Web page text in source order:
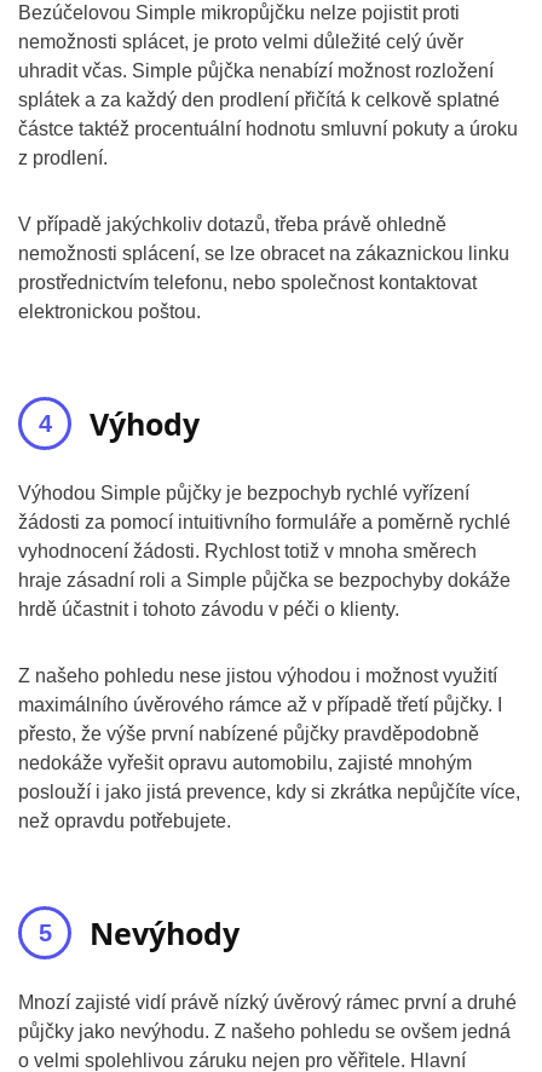
Bezúčelovou Simple mikropůjčku nelze pojistit proti
nemožnosti splácet, je proto velmi důležité celý úvěr
uhradit včas. Simple půjčka nenabízí možnost rozložení
splátek a za každý den prodlení přičítá k celkově splatné
částce taktéž procentuální hodnotu smluvní pokuty a úroku
z prodlení.
V případě jakýchkoliv dotazů, třeba právě ohledně
nemožnosti splácení, se lze obracet na zákaznickou linku
prostřednictvím telefonu, nebo společnost kontaktovat
elektronickou poštou.
Výhody
Výhodou Simple půjčky je bezpochyb rychlé vyřízení
žádosti za pomocí intuitivního formuláře a poměrně rychlé
vyhodnocení žádosti. Rychlost totiž v mnoha směrech
hraje zásadní roli a Simple půjčka se bezpochyby dokáže
hrdě účastnit i tohoto závodu v péči o klienty.
Z našeho pohledu nese jistou výhodou i možnost využití
maximálního úvěrového rámce až v případě třetí půjčky. I
přesto, že výše první nabízené půjčky pravděpodobně
nedokáže vyřešit opravu automobilu, zajisté mnohým
poslouží i jako jistá prevence, kdy si zkrátka nepůjčíte více,
než opravdu potřebujete.
Nevýhody
Mnozí zajisté vidí právě nízký úvěrový rámec první a druhé
půjčky jako nevýhodu. Z našeho pohledu se ovšem jedná
o velmi spolehlivou záruku nejen pro věřitele. Hlavní